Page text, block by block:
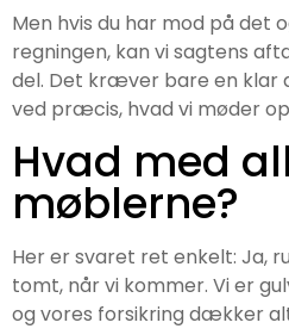
Men hvis du har mod på det
regningen, kan vi sagtens
del. Det kræver bare en klar
ved præcis, hvad vi møder
Hvad med
møblerne?
Her er svaret ret enkelt: Ja,
tomt, når vi kommer. Vi er
og vores forsikring dækker